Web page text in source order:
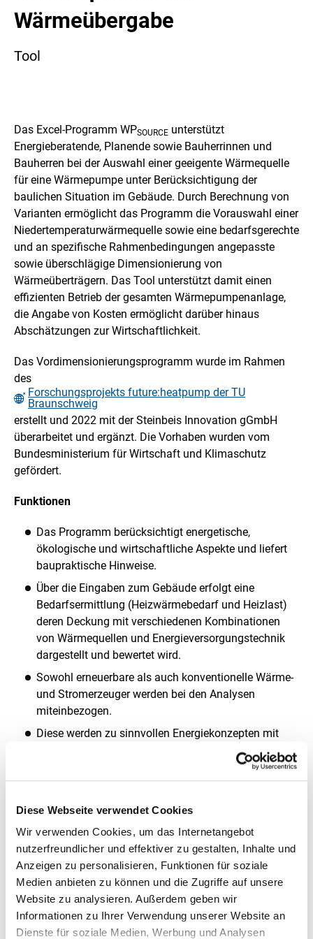
Diese Webseite verwendet Cookies
Wir verwenden Cookies, um das Internetangebot
nutzerfreundlicher und effektiver zu gestalten, Inhalte und
Anzeigen zu personalisieren, Funktionen für soziale
Medien anbieten zu können und die Zugriffe auf unsere
Website zu analysieren. Außerdem geben wir
Informationen zu Ihrer Verwendung unserer Website an
Dienste für soziale Medien, Werbung und Analysen
Wärmeübergabe
Tool
Das Excel-Programm WPSOURCE unterstützt
Energieberatende, Planende sowie Bauherrinnen und
Bauherren bei der Auswahl einer geeigente Wärmequelle
für eine Wärmepumpe unter Berücksichtigung der
baulichen Situation im Gebäude. Durch Berechnung von
Varianten ermöglicht das Programm die Vorauswahl einer
Niedertemperaturwärmequelle sowie eine bedarfsgerechte
und an spezifische Rahmenbedingungen angepasste
sowie überschlägige Dimensionierung von
Wärmeüberträgern. Das Tool unterstützt damit einen
effizienten Betrieb der gesamten Wärmepumpenanlage,
die Angabe von Kosten ermöglicht darüber hinaus
Abschätzungen zur Wirtschaftlichkeit.
Das Vordimensionierungsprogramm wurde im Rahmen
des
Forschungsprojekts future:heatpump der TU
Braunschweig
erstellt und 2022 mit der Steinbeis Innovation gGmbH
überarbeitet und ergänzt. Die Vorhaben wurden vom
Bundesministerium für Wirtschaft und Klimaschutz
gefördert.
Funktionen
Das Programm berücksichtigt energetische,
ökologische und wirtschaftliche Aspekte und liefert
baupraktische Hinweise.
Über die Eingaben zum Gebäude erfolgt eine
Bedarfsermittlung (Heizwärmebedarf und Heizlast)
deren Deckung mit verschiedenen Kombinationen
von Wärmequellen und Energieversorgungstechnik
dargestellt und bewertet wird.
Sowohl erneuerbare als auch konventionelle Wärme-
und Stromerzeuger werden bei den Analysen
miteinbezogen.
Diese werden zu sinnvollen Energiekonzepten mit
geringen Primärenergieverbräuchen und CO 2
Wärmespeichern und Photovoltaik zur
Trinkwassererwärmung und Heizungsunterstützung
abgebildet.
Informationen zu Wärmequellen werden durch
anschauliche Factsheets bereitgestellt.
Einsatz